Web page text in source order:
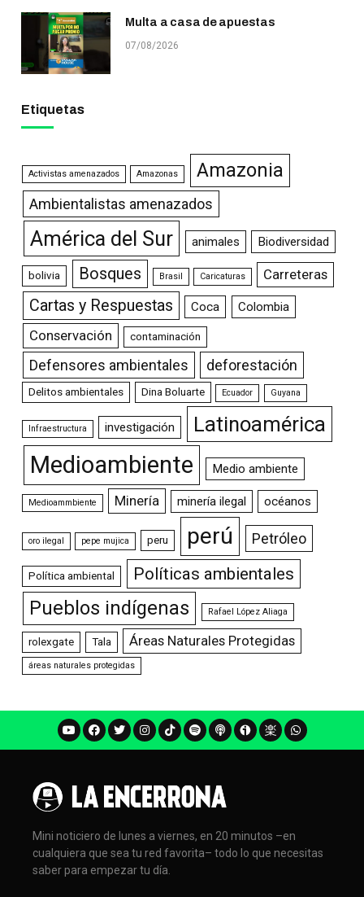
Multa a casa de apuestas
07/08/2026
Etiquetas
Activistas amenazados Amazonas Amazonia
Ambientalistas amenazados
América del Sur animales Biodiversidad
bolivia Bosques Brasil Caricaturas Carreteras
Cartas y Respuestas Coca Colombia
Conservación contaminación
Defensores ambientales deforestación
Delitos ambientales Dina Boluarte Ecuador Guyana
Infraestructura investigación Latinoamérica
Medioambiente Medio ambiente
Medioammbiente Minería minería ilegal océanos
oro ilegal pepe mujica peru perú Petróleo
Política ambiental Políticas ambientales
Pueblos indígenas Rafael López Aliaga
rolexgate Tala Áreas Naturales Protegidas
áreas naturales protegidas
Mini noticiero de lunes a viernes, en 20 minutos –en
cualquiera que sea tu red favorita– todo lo que necesitas
saber para empezar tu día.